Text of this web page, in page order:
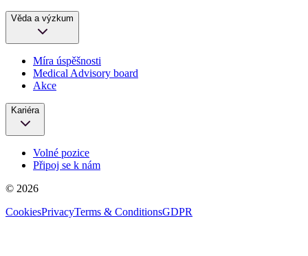
Věda a výzkum
Míra úspěšnosti
Medical Advisory board
Akce
Kariéra
Volné pozice
Připoj se k nám
© 2026
CookiesPrivacyTerms & ConditionsGDPR